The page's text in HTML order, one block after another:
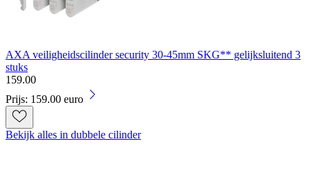
AXA veiligheidscilinder security 30-45mm SKG** gelijksluitend 3
stuks
159.00
Prijs: 159.00 euro
Bekijk alles in dubbele cilinder